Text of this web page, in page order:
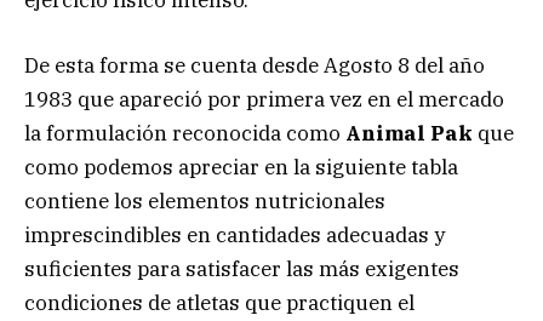
De esta forma se cuenta desde Agosto 8 del año
1983 que apareció por primera vez en el mercado
la formulación reconocida como Animal Pak que
como podemos apreciar en la siguiente tabla
contiene los elementos nutricionales
imprescindibles en cantidades adecuadas y
suficientes para satisfacer las más exigentes
condiciones de atletas que practiquen el